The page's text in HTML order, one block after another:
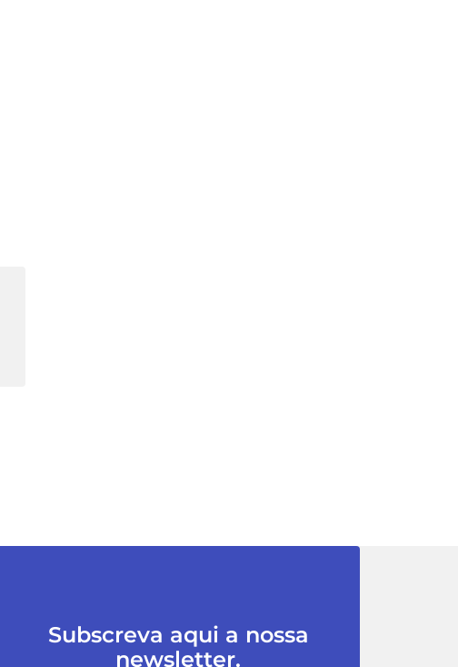
Subscreva aqui a nossa
newsletter.